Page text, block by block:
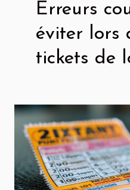
Erreurs
éviter lors
tickets de